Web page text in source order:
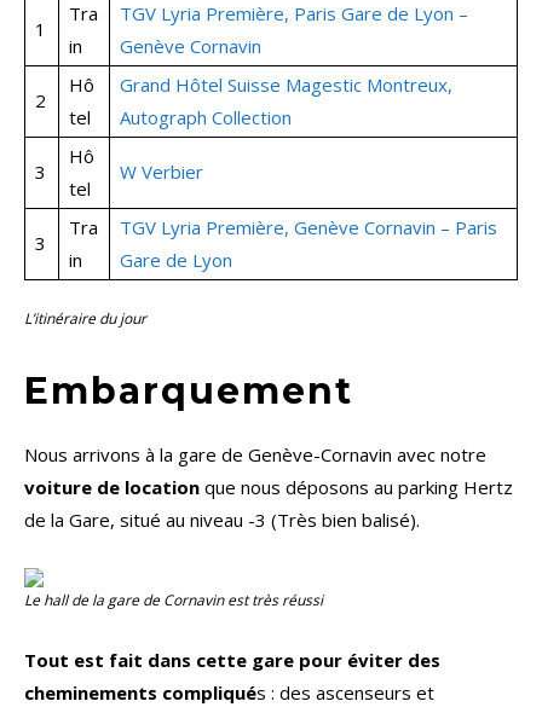
1
Tra
in
TGV Lyria Première, Paris Gare de Lyon –
Genève Cornavin
2
Hô
tel
Grand Hôtel Suisse Magestic Montreux,
Autograph Collection
3
Hô
tel
W Verbier
3
Tra
in
TGV Lyria Première, Genève Cornavin – Paris
Gare de Lyon
L’itinéraire du jour
Embarquement
Nous arrivons à la gare de Genève-Cornavin avec notre
voiture de location que nous déposons au parking Hertz
de la Gare, situé au niveau -3 (Très bien balisé).
Le hall de la gare de Cornavin est très réussi
Tout est fait dans cette gare pour éviter des
cheminements compliqués : des ascenseurs et